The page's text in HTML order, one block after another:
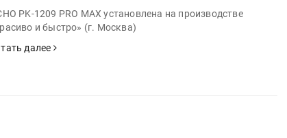
PK-1209 PRO MAX установлена на производстве
и быстро» (г. Москва)
далее